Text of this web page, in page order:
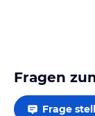
Fragen
Frage